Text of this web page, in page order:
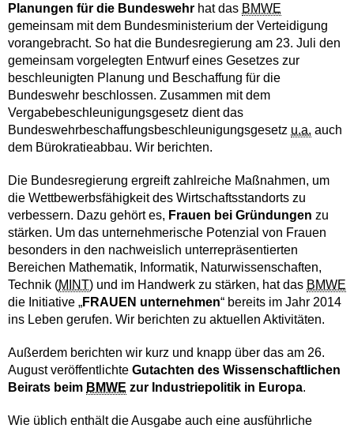
Planungen für die Bundeswehr hat das BMWE
gemeinsam mit dem Bundesministerium der Verteidigung
vorangebracht. So hat die Bundesregierung am 23. Juli den
gemeinsam vorgelegten Entwurf eines Gesetzes zur
beschleunigten Planung und Beschaffung für die
Bundeswehr beschlossen. Zusammen mit dem
Vergabebeschleunigungsgesetz dient das
Bundeswehrbeschaffungsbeschleunigungsgesetz u.a. auch
dem Bürokratieabbau. Wir berichten.
Die Bundesregierung ergreift zahlreiche Maßnahmen, um
die Wettbewerbsfähigkeit des Wirtschaftsstandorts zu
verbessern. Dazu gehört es, Frauen bei Gründungen zu
stärken. Um das unternehmerische Potenzial von Frauen
besonders in den nachweislich unterrepräsentierten
Bereichen Mathematik, Informatik, Naturwissenschaften,
Technik (MINT) und im Handwerk zu stärken, hat das BMWE
die Initiative „FRAUEN unternehmen“ bereits im Jahr 2014
ins Leben gerufen. Wir berichten zu aktuellen Aktivitäten.
Außerdem berichten wir kurz und knapp über das am 26.
August veröffentlichte Gutachten des Wissenschaftlichen
Beirats beim BMWE zur Industriepolitik in Europa.
Wie üblich enthält die Ausgabe auch eine ausführliche